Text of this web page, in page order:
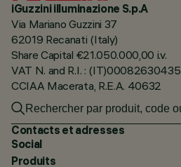
iGuzzini illuminazione S.p.A
Via Mariano Guzzini 37
62019 Recanati (Italy)
Share Capital €21.050.000,00 i.v.
VAT N. and R.I. : (IT)00082630435
CCIAA Macerata, R.E.A. 40632
Contacts et adresses
Social
Produits